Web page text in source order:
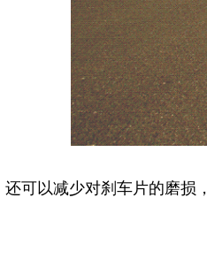
还可以减少对刹车片的磨损，